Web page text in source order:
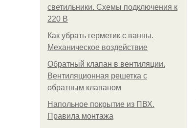
светильники. Схемы подключения к
220 В
Как убрать герметик с ванны.
Механическое воздействие
Обратный клапан в вентиляции.
Вентиляционная решетка с
обратным клапаном
Напольное покрытие из ПВХ.
Правила монтажа